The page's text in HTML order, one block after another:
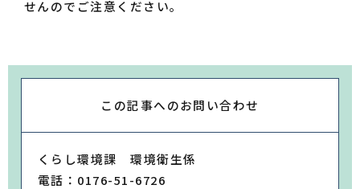
せんのでご注意ください。
この記事へのお問い合わせ
くらし環境課 環境衛生係
電話：0176-51-6726